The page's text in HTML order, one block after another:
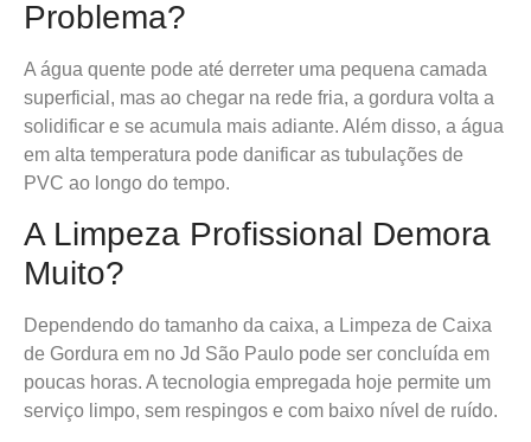
Problema?
A água quente pode até derreter uma pequena camada
superficial, mas ao chegar na rede fria, a gordura volta a
solidificar e se acumula mais adiante. Além disso, a água
em alta temperatura pode danificar as tubulações de
PVC ao longo do tempo.
A Limpeza Profissional Demora
Muito?
Dependendo do tamanho da caixa, a Limpeza de Caixa
de Gordura em no Jd São Paulo pode ser concluída em
poucas horas. A tecnologia empregada hoje permite um
serviço limpo, sem respingos e com baixo nível de ruído.